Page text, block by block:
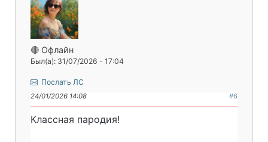
🔴 Офлайн
Был(а): 31/07/2026 - 17:04
Послать ЛС
24/01/2026 14:08 #6
Классная пародия!